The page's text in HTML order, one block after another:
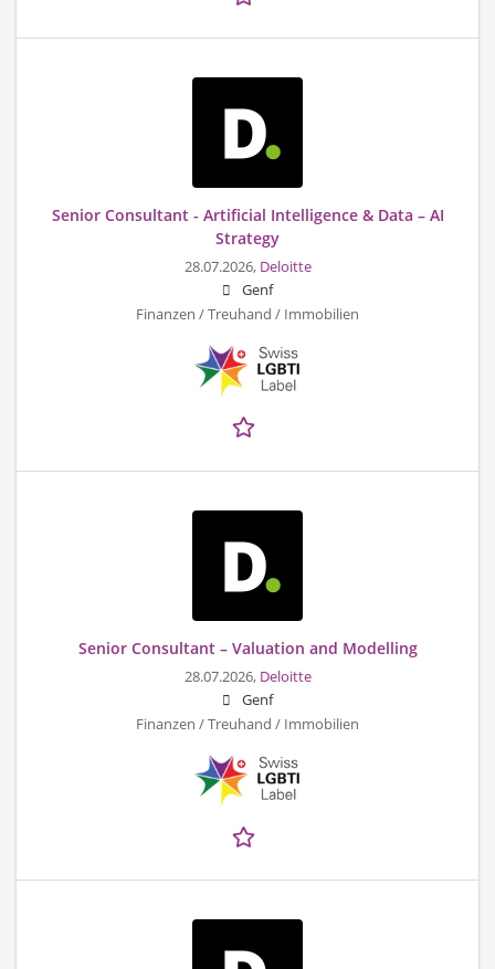
Senior Consultant - Artificial Intelligence & Data – AI
Strategy
28.07.2026, Deloitte
Genf
Finanzen / Treuhand / Immobilien
Senior Consultant – Valuation and Modelling
28.07.2026, Deloitte
Genf
Finanzen / Treuhand / Immobilien